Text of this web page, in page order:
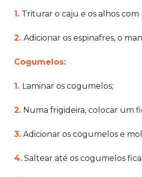
1. Triturar o caju e os alhos
2. Adicionar os espinafres, o
Cogumelos:
1. Laminar os cogumelos;
2. Numa frigideira, colocar um
3. Adicionar os cogumelos e
4. Saltear até os cogumelos